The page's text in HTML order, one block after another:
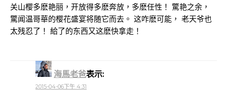
关山樱多麽艳丽，开放得多麽奔放，多麽任性！ 驚艳之余，
驚闻温哥華的樱花盛宴将随它而去。 这咋麽可能， 老天爷也
太残忍了！ 給了的东西又这麽快拿走！
海馬老爸表示:
2015-04-06下午 4:31